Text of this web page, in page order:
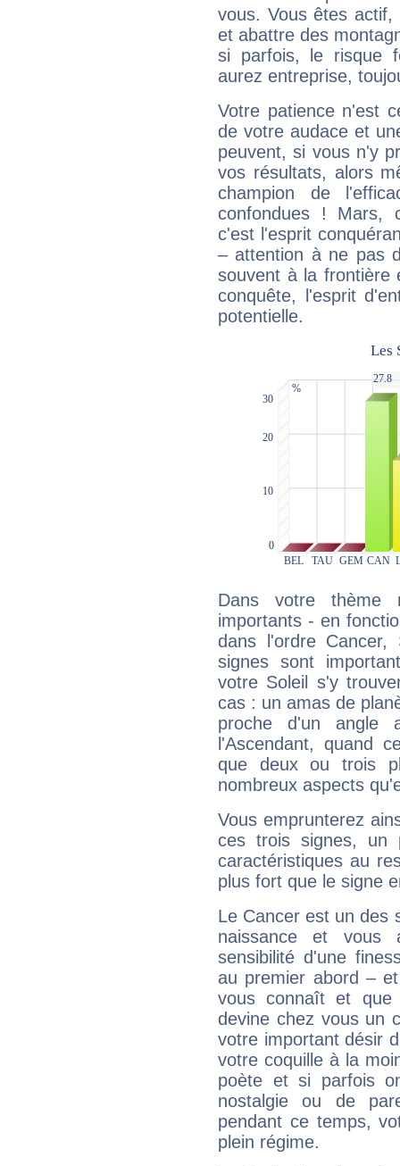
vous. Vous êtes
et abattre des
si parfois, le risque
aurez entreprise,
Votre patience n'est
de votre audace et
peuvent, si vous n'y
vos résultats, alors
champion de
confondues ! Mars,
c'est l'esprit
– attention à ne pas
souvent à la frontière
conquête, l'esprit
potentielle.
Dans votre thème
importants - en
dans l'ordre Cancer,
signes sont
votre Soleil s'y
cas : un amas de
proche d'un
l'Ascendant, quand
que deux ou trois
nombreux aspects
Vous emprunterez
ces trois signes, un
caractéristiques au
plus fort que le signe
Le Cancer est un des
naissance et vous
sensibilité d'une
au premier abord –
vous connaît et
devine chez vous un
votre important désir
votre coquille à la
poète et si parfois
nostalgie ou de
pendant ce temps,
plein régime.